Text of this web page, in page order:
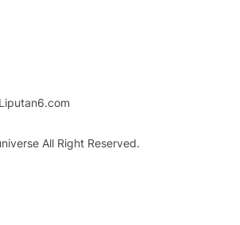
Liputan6.com
All Right Reserved.